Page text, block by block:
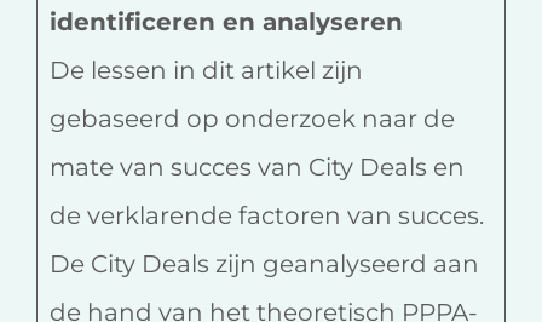
identificeren en analyseren
De lessen in dit artikel zijn
gebaseerd op onderzoek naar de
mate van succes van City Deals en
de verklarende factoren van succes.
De City Deals zijn geanalyseerd aan
de hand van het theoretisch PPPA-